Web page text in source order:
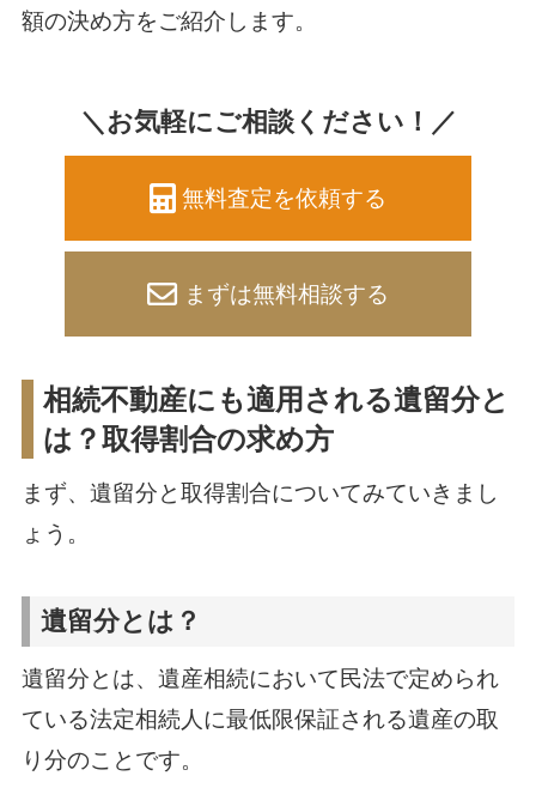
額の決め方をご紹介します。
＼お気軽にご相談ください！／
無料査定を依頼する
まずは無料相談する
相続不動産にも適用される遺留分と
は？取得割合の求め方
まず、遺留分と取得割合についてみていきまし
ょう。
遺留分とは？
遺留分とは、遺産相続において民法で定められ
ている法定相続人に最低限保証される遺産の取
り分のことです。